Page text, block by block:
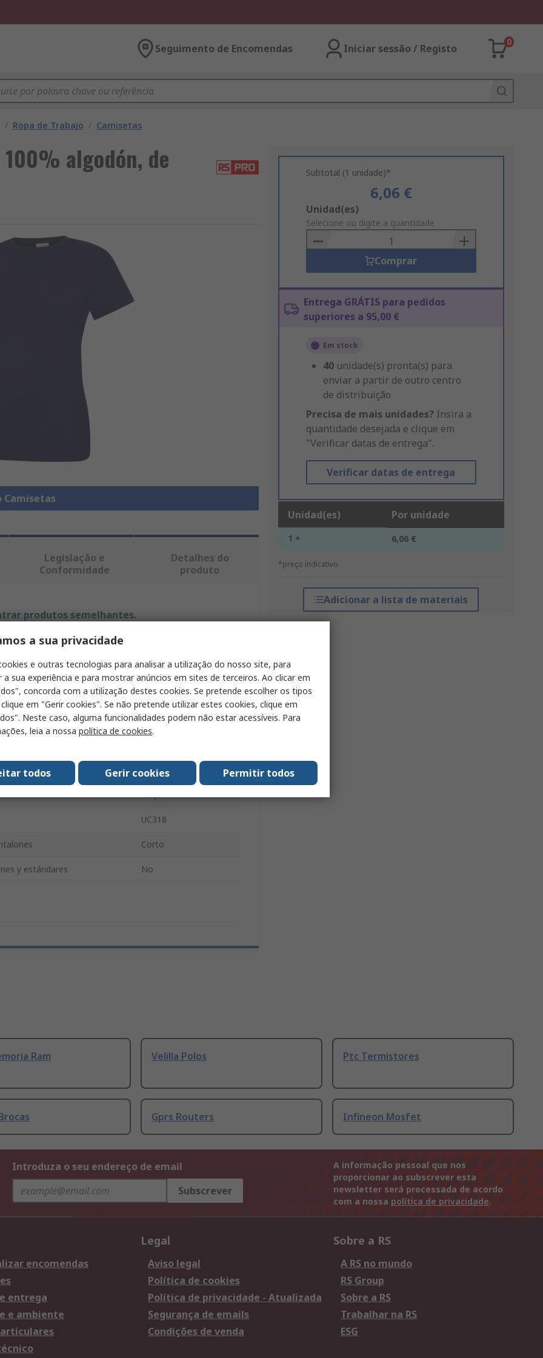
Seguimento de Encomendas Iniciar sessão / Registo
0
/ Ropa de Trabajo / Camisetas
100% algodón, de
Camisetas
Subtotal (1 unidade)*
6,06 €
Add
to
Basket
Unidad(es)
Selecione ou digite a quantidade
Comprar
Entrega GRÁTIS para pedidos
superiores a 95,00 €
Em stock
40 unidade(s) pronta(s) para
enviar a partir de outro centro
de distribuição
Precisa de mais unidades? Insira a
quantidade desejada e clique em
"Verificar datas de entrega".
Verificar datas de entrega
Unidad(es) Por unidade
1 + 6,06 €
*preço indicativo
Adicionar a lista de materiais
Legislação e
Conformidade
Detalhes do
produto
produtos semelhantes.
RS PRO
Camiseta
M
100% algodón
Mujer
UC318
Corto
y estándares No
Ram Velilla Polos Ptc Termistores
Gprs Routers Infineon Mosfet
Introduza o seu endereço de email
Subscrever
A informação pessoal que nos
proporcionar ao subscrever esta
newsletter será processada de acordo
com a nossa política de privacidade.
encomendas
entrega
e ambiente
Legal
Aviso legal
Política de cookies
Política de privacidade - Atualizada
Segurança de emails
Condições de venda
Sobre a RS
A RS no mundo
RS Group
Sobre a RS
Trabalhar na RS
ESG
a sua privacidade
e outras tecnologias para analisar a utilização do nosso site, para
a sua experiência e para mostrar anúncios em sites de terceiros. Ao clicar em
concorda com a utilização destes cookies. Se pretende escolher os tipos
em "Gerir cookies". Se não pretende utilizar estes cookies, clique em
Neste caso, alguma funcionalidades podem não estar acessíveis. Para
leia a nossa política de cookies.
Permitir todos
Gerir cookies
todos